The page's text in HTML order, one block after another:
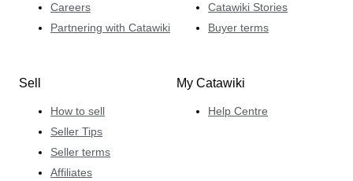
Careers
Partnering with Catawiki
Catawiki Stories
Buyer terms
Sell
How to sell
Seller Tips
Seller terms
Affiliates
My Catawiki
Help Centre